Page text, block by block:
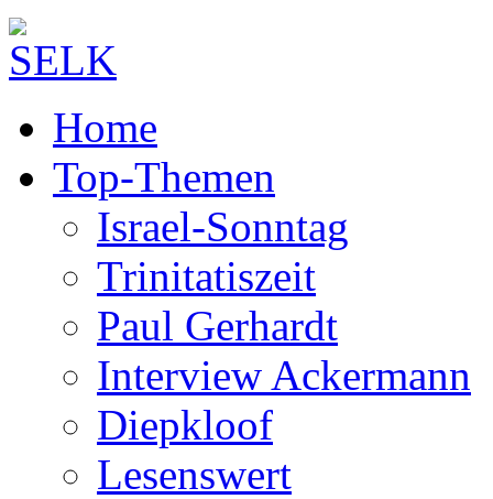
Home
Top-Themen
Israel-Sonntag
Trinitatiszeit
Paul Gerhardt
Interview Ackermann
Diepkloof
Lesenswert